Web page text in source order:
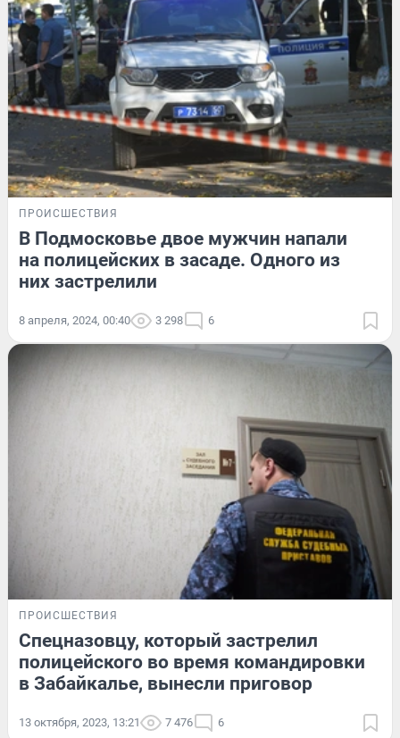
ПРОИСШЕСТВИЯ
В Подмосковье двое мужчин напали
на полицейских в засаде. Одного из
них застрелили
8 апреля, 2024, 00:40 3 298 6
ПРОИСШЕСТВИЯ
Спецназовцу, который застрелил
полицейского во время командировки
в Забайкалье, вынесли приговор
13 октября, 2023, 13:21 7 476 6